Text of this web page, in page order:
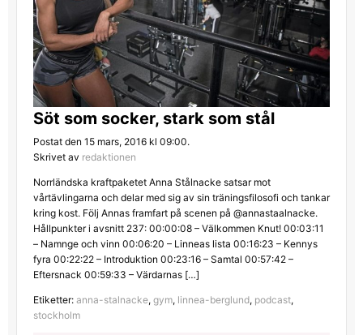
Söt som socker, stark som stål
Postat den 15 mars, 2016 kl 09:00.
Skrivet av redaktionen
Norrländska kraftpaketet Anna Stålnacke satsar mot
vårtävlingarna och delar med sig av sin träningsfilosofi och tankar
kring kost. Följ Annas framfart på scenen på @annastaalnacke.
Hållpunkter i avsnitt 237: 00:00:08 – Välkommen Knut! 00:03:11
– Namnge och vinn 00:06:20 – Linneas lista 00:16:23 – Kennys
fyra 00:22:22 – Introduktion 00:23:16 – Samtal 00:57:42 –
Eftersnack 00:59:33 – Värdarnas […]
Etiketter: anna-stalnacke, gym, linnea-berglund, podcast,
stockholm